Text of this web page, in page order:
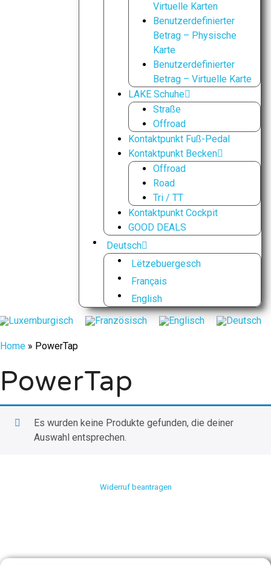
Virtuelle Karten
Benutzerdefinierter
Betrag – Physische
Karte
Benutzerdefinierter
Betrag – Virtuelle Karte
LAKE Schuhe
Straße
Offroad
Kontaktpunkt Fuß-Pedal
Kontaktpunkt Becken
Offroad
Road
Tri / TT
Kontaktpunkt Cockpit
GOOD DEALS
Deutsch
Lëtzebuergesch
Français
English
Home » PowerTap
PowerTap
Es wurden keine Produkte gefunden, die deiner
Auswahl entsprechen.
Widerruf beantragen